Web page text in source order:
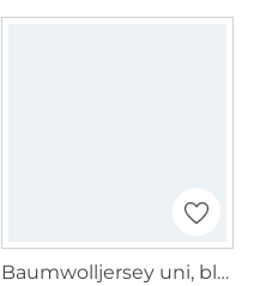
Baumwolljersey uni, blassgrün